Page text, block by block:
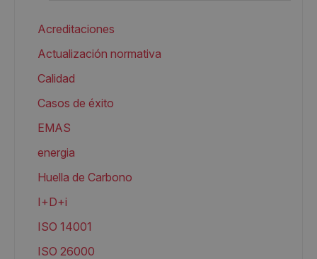
Acreditaciones
Actualización normativa
Calidad
Casos de éxito
EMAS
energia
Huella de Carbono
I+D+i
ISO 14001
ISO 26000